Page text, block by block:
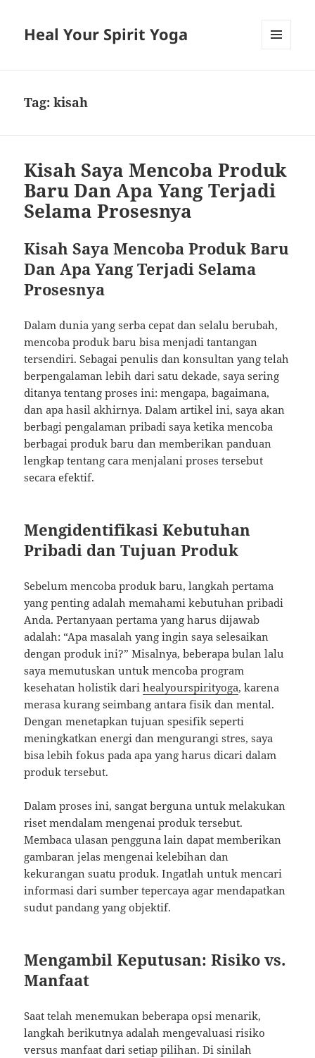
Heal Your Spirit Yoga
Tag:kisah
Kisah Saya Mencoba Produk
Baru Dan Apa Yang Terjadi
Selama Prosesnya
Kisah Saya Mencoba Produk Baru
Dan Apa Yang Terjadi Selama
Prosesnya
Dalam dunia yang serba cepat dan selalu berubah,
mencoba produk baru bisa menjadi tantangan
tersendiri. Sebagai penulis dan konsultan yang telah
berpengalaman lebih dari satu dekade, saya sering
ditanya tentang proses ini: mengapa, bagaimana,
dan apa hasil akhirnya. Dalam artikel ini, saya akan
berbagi pengalaman pribadi saya ketika mencoba
berbagai produk baru dan memberikan panduan
lengkap tentang cara menjalani proses tersebut
secara efektif.
Mengidentifikasi Kebutuhan
Pribadi dan Tujuan Produk
Sebelum mencoba produk baru, langkah pertama
yang penting adalah memahami kebutuhan pribadi
Anda. Pertanyaan pertama yang harus dijawab
adalah: “Apa masalah yang ingin saya selesaikan
dengan produk ini?” Misalnya, beberapa bulan lalu
saya memutuskan untuk mencoba program
kesehatan holistik darihealyourspirityoga, karena
merasa kurang seimbang antara fisik dan mental.
Dengan menetapkan tujuan spesifik seperti
meningkatkan energi dan mengurangi stres, saya
bisa lebih fokus pada apa yang harus dicari dalam
produk tersebut.
Dalam proses ini, sangat berguna untuk melakukan
riset mendalam mengenai produk tersebut.
Membaca ulasan pengguna lain dapat memberikan
gambaran jelas mengenai kelebihan dan
kekurangan suatu produk. Ingatlah untuk mencari
informasi dari sumber tepercaya agar mendapatkan
sudut pandang yang objektif.
Mengambil Keputusan: Risiko vs.
Manfaat
Saat telah menemukan beberapa opsi menarik,
langkah berikutnya adalah mengevaluasi risiko
versus manfaat dari setiap pilihan. Di sinilah